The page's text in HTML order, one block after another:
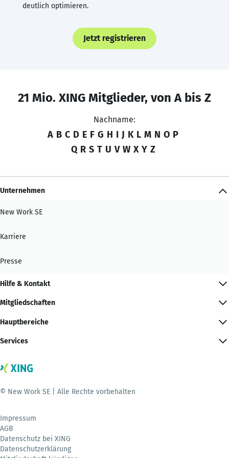
deutlich optimieren.
Jetzt registrieren
21 Mio. XING Mitglieder, von A bis Z
Nachname:
A B C D E F G H I J K L M N O P
Q R S T U V W X Y Z
Unternehmen
New Work SE
Karriere
Presse
Hilfe & Kontakt
Mitgliedschaften
Hauptbereiche
Services
© New Work SE | Alle Rechte vorbehalten
Impressum
AGB
Datenschutz bei XING
Datenschutzerklärung